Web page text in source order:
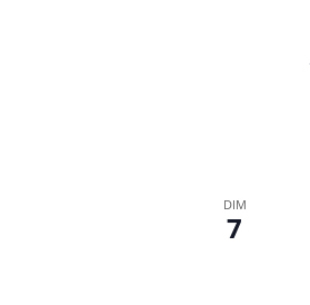
DIM
7